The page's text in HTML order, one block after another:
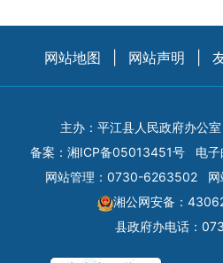
网站地图 网站声明
主办：平江县人民政府办公室
备案： 湘ICP备05013451号 电子
网站管理：0730-6263502
湘公网安备：
县政府办电话：